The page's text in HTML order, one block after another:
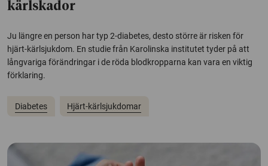
kärlskador
Ju längre en person har typ 2-diabetes, desto större är risken för
hjärt-kärlsjukdom. En studie från Karolinska institutet tyder på att
långvariga förändringar i de röda blodkropparna kan vara en viktig
förklaring.
Diabetes Hjärt-kärlsjukdomar